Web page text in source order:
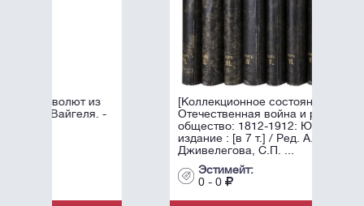
[Коллекционное состояние].
Отечественная война и русское
общество: 1812-1912: Юбилейное
издание : [в 7 т.] / Ред. А.К.
Дживелегова, С.П. ...